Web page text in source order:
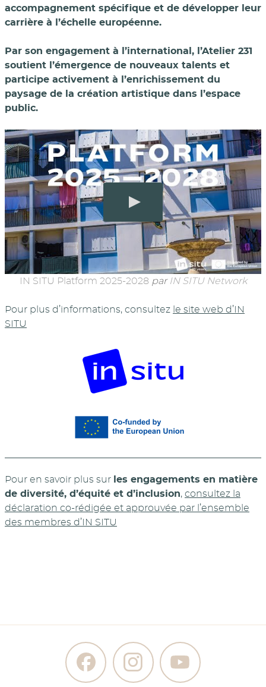
accompagnement spécifique et de développer leur
carrière à l’échelle européenne.
Par son engagement à l’international, l’Atelier 231
soutient l’émergence de nouveaux talents et
participe activement à l’enrichissement du
paysage de la création artistique dans l’espace
public.
IN SITU Platform 2025-2028 par IN SITU Network
Pour plus d’informations, consultez le site web d’IN
SITU
Pour en savoir plus sur les engagements en matière
de diversité, d’équité et d’inclusion, consultez la
déclaration co-rédigée et approuvée par l’ensemble
des membres d’IN SITU